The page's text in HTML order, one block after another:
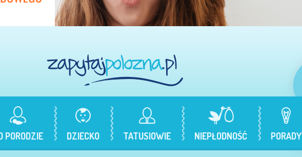
PORODZIE DZIECKO TATUSIOWIE NIEPŁODNOŚĆ PORADY